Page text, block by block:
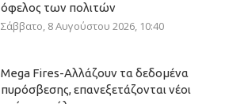
όφελος των πολιτών
Σάββατο, 8 Αυγούστου 2026, 10:40
Mega Fires-Αλλάζουν τα δεδομένα
πυρόσβεσης, επανεξετάζονται νέοι